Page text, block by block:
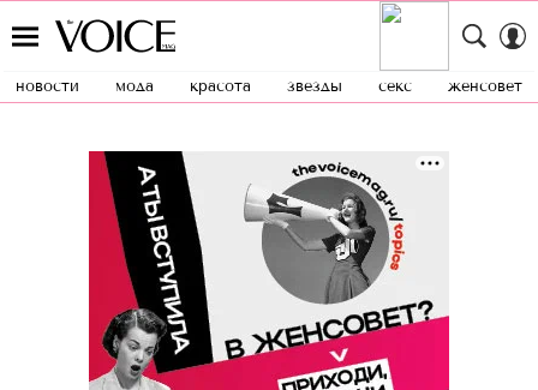
новости мода красота звезды секс женсовет